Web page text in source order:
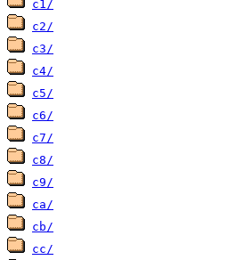
c1/
c2/
c3/
c4/
c5/
c6/
c7/
c8/
c9/
ca/
cb/
cc/